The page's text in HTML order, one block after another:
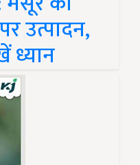
उत्पादन,
ध्यान